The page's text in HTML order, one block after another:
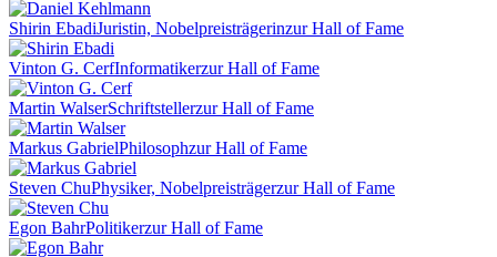
Shirin EbadiJuristin, Nobelpreisträgerinzur Hall of Fame
Vinton G. CerfInformatikerzur Hall of Fame
Martin WalserSchriftstellerzur Hall of Fame
Markus GabrielPhilosophzur Hall of Fame
Steven ChuPhysiker, Nobelpreisträgerzur Hall of Fame
Egon BahrPolitikerzur Hall of Fame